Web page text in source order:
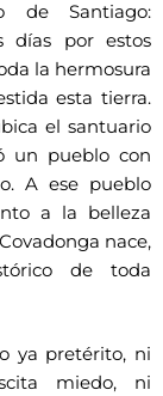
de Santiago:
días por estos
la hermosura
esta tierra.
el santuario
un pueblo con
A ese pueblo
a la belleza
nace,
de toda
ya pretérito, ni
miedo, ni